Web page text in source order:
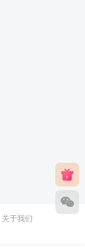
关于我们